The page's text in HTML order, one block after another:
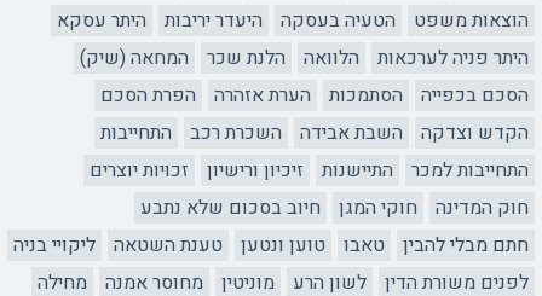
הוצאות משפט
הטעיה בעסקה היעדר יריבות
היתר עסקא
היתר פניה לערכאות
הלוואה הלנת שכר
המחאה (שיק)
הסכם בכפייה
הסתמכות הערת אזהרה
הפרת הסכם
הקדש וצדקה
השבת אבידה השכרת רכב
התחייבות
התחייבות למכר
התיישנות זיכיון ורישיון
זכויות יוצרים
חוק המדינה
חוקי המגן
חיוב בסכום שלא נתבע
חתם מבלי להבין
טאבו טוען ונטען טענת השטאה
ליקויי בניה
לפנים משורת הדין
לשון הרע מוניטין מחוסר אמנה
מחילה